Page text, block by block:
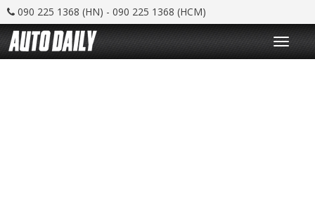
090 225 1368 (HN) - 090 225 1368 (HCM)
T
o
g